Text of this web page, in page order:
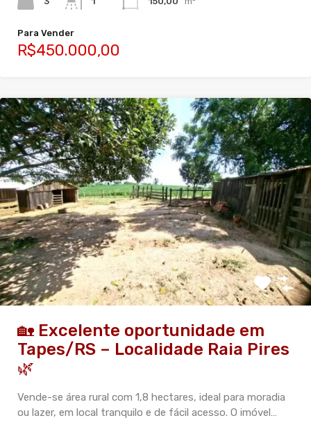
Para Vender
R$450.000,00
🏡 Excelente oportunidade em
Tapes/RS – Localidade Raia Pires
🌿
Vende-se área rural com 1,8 hectares, ideal para moradia
ou lazer, em local tranquilo e de fácil acesso. O imóvel…